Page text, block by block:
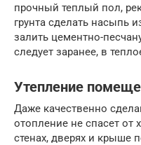
прочный теплый пол,
грунта сделать насыпь
залить цементно-
следует заранее, в
Утепление
Даже качественно
отопление не спасет от
стенах, дверях и крыше